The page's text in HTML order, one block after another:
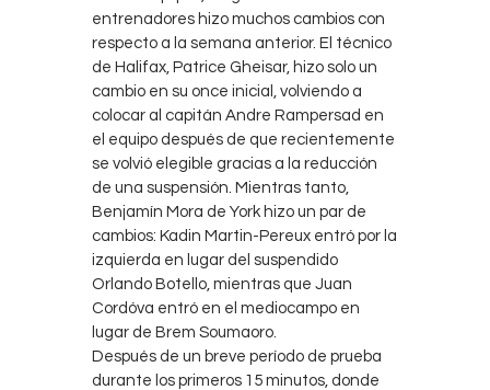
entrenadores hizo muchos cambios con
respecto a la semana anterior. El técnico
de Halifax, Patrice Gheisar, hizo solo un
cambio en su once inicial, volviendo a
colocar al capitán Andre Rampersad en
el equipo después de que recientemente
se volvió elegible gracias a la reducción
de una suspensión. Mientras tanto,
Benjamín Mora de York hizo un par de
cambios: Kadin Martin-Pereux entró por la
izquierda en lugar del suspendido
Orlando Botello, mientras que Juan
Cordóva entró en el mediocampo en
lugar de Brem Soumaoro.
Después de un breve período de prueba
durante los primeros 15 minutos, donde